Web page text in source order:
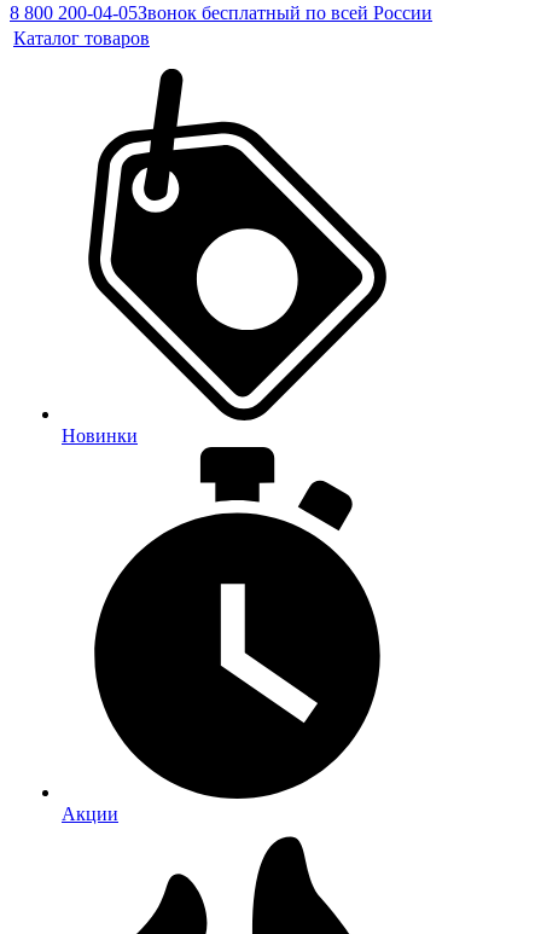
8 800 200-04-05Звонок бесплатный по всей России
Каталог товаров
Новинки
Акции